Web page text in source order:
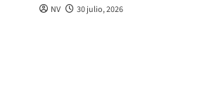
NV 30 julio, 2026